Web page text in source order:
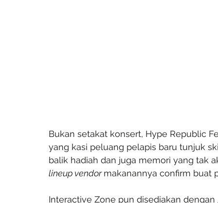
Bukan setakat konsert, Hype Republic
yang kasi peluang pelapis baru tunjuk
balik hadiah dan juga memori yang tak
lineup vendor makanannya confirm buat
Interactive Zone pun disediakan dengan